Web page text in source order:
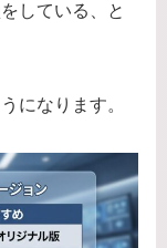
している、と
になります。